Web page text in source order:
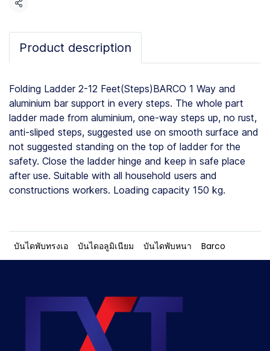
Share
Product description
Folding Ladder 2-12 Feet(Steps)BARCO 1 Way and
aluminium bar support in every steps. The whole part
ladder made from aluminium, one-way steps up, no rust,
anti-sliped steps, suggested use on smooth surface and
not suggested standing on the top of ladder for the
safety. Close the ladder hinge and keep in safe place
after use. Suitable with all household users and
constructions workers. Loading capacity 150 kg.
บันไดพับทรงเอ บันไดอลูมิเนียม บันไดพับหนา Barco